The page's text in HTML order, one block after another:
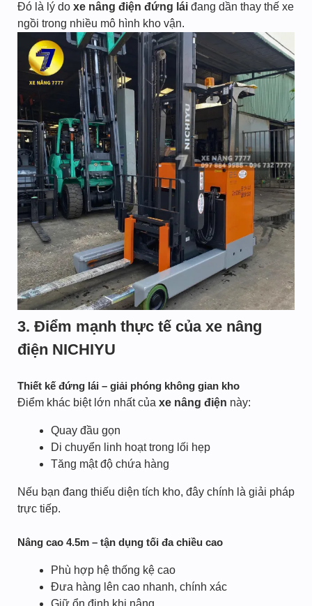
Đó là lý do xe nâng điện đứng lái đang dần thay thế xe
ngồi trong nhiều mô hình kho vận.
3. Điểm mạnh thực tế của xe nâng
điện NICHIYU
Thiết kế đứng lái – giải phóng không gian kho
Điểm khác biệt lớn nhất của xe nâng điện này:
Quay đầu gọn
Di chuyển linh hoạt trong lối hẹp
Tăng mật độ chứa hàng
Nếu bạn đang thiếu diện tích kho, đây chính là giải pháp
trực tiếp.
Nâng cao 4.5m – tận dụng tối đa chiều cao
Phù hợp hệ thống kệ cao
Đưa hàng lên cao nhanh, chính xác
Giữ ổn định khi nâng